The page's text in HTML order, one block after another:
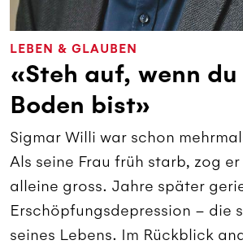
LEBEN & GLAUBEN
«Steh auf, wenn du
Boden bist»
Sigmar Willi war schon
Als seine Frau früh starb, zog
alleine gross. Jahre später
Erschöpfungsdepression – die
seines Lebens. Im Rückblick